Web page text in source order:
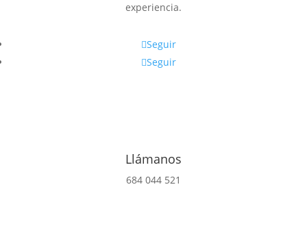
experiencia.
Seguir
Seguir
Llámanos
684 044 521